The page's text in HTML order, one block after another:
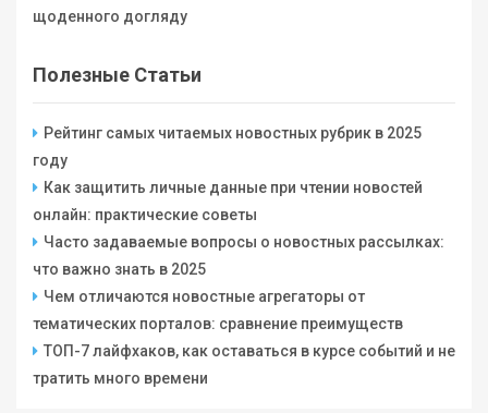
щоденного догляду
Полезные Статьи
Рейтинг самых читаемых новостных рубрик в 2025
году
Как защитить личные данные при чтении новостей
онлайн: практические советы
Часто задаваемые вопросы о новостных рассылках:
что важно знать в 2025
Чем отличаются новостные агрегаторы от
тематических порталов: сравнение преимуществ
ТОП-7 лайфхаков, как оставаться в курсе событий и не
тратить много времени